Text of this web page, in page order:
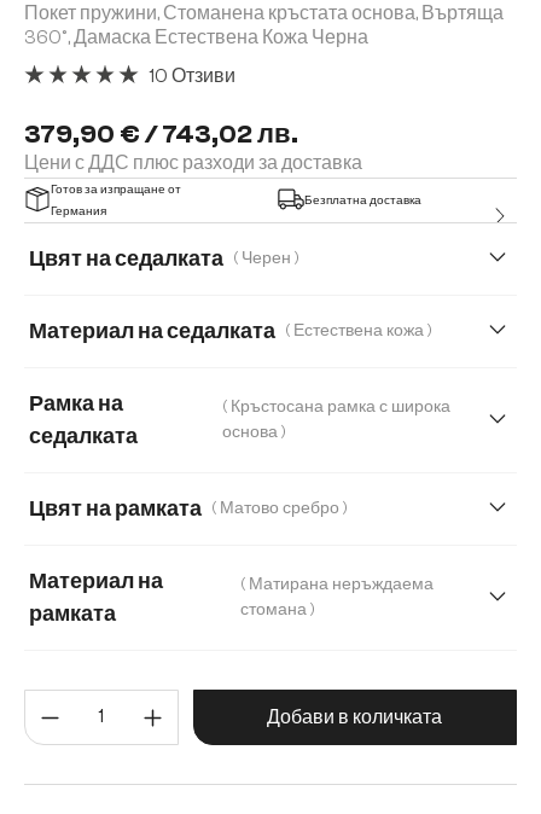
Покет пружини, Стоманена кръстата основа, Въртяща
360°, Дамаска Естествена Кожа Черна
379,90 € / 743,02 лв.
Цени с ДДС плюс разходи за доставка
10 Отзиви
Готов за изпращане от
Германия
Безплатна доставка
Цвят на седалката ( Черен )
Материал на седалката ( Естествена кожа )
Мека плюшена материя
Плюш
Рамка на
седалката
( Кръстосана рамка с широка
основа )
Цвят на рамката ( Матово сребро )
Материал на
рамката
( Матирана неръждаема
стомана )
Графитена неръждаема стомана Дърво
Количество на продукта:
Добави в количката